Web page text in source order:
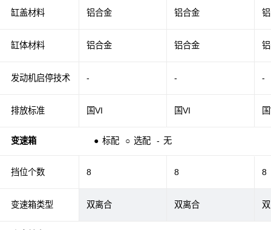
缸盖材料
缸体材料
发动机启停技术
排放标准
变速箱 ● 标配 ○ 选配 - 无
挡位个数
变速箱类型
铝合金 铝合金
铝合金 铝合金
- - -
国VI 国VI
8 8 8
双离合 双离合